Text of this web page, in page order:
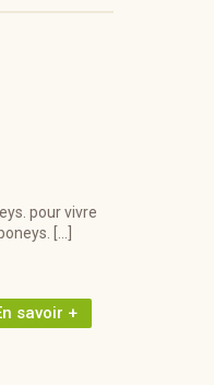
pour vivre
[…]
savoir +